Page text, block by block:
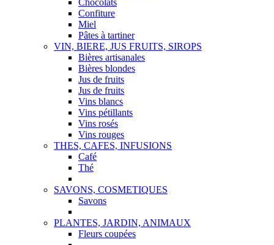
Chocolats
Confiture
Miel
Pâtes à tartiner
VIN, BIERE, JUS FRUITS, SIROPS
Bières artisanales
Bières blondes
Jus de fruits
Jus de fruits
Vins blancs
Vins pétillants
Vins rosés
Vins rouges
THES, CAFES, INFUSIONS
Café
Thé
SAVONS, COSMETIQUES
Savons
PLANTES, JARDIN, ANIMAUX
Fleurs coupées